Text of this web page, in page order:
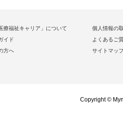
療福祉キャリア」について
イド
方へ
個人情報の
よくあるご
サイトマッ
Copyright ©